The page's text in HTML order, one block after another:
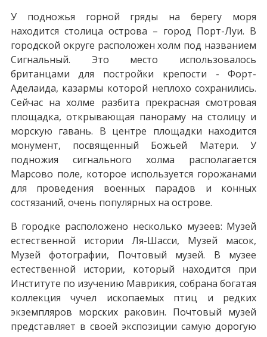
У подножья горной гряды на берегу моря
находится столица острова – город Порт-Луи. В
городской округе расположен холм под названием
Сигнальный. Это место использовалось
британцами для постройки крепости - Форт-
Аделаида, казармы которой неплохо сохранились.
Сейчас на холме разбита прекрасная смотровая
площадка, открывающая панораму на столицу и
морскую гавань. В центре площадки находится
монумент, посвященный Божьей Матери. У
подножия сигнального холма располагается
Марсово поле, которое используется горожанами
для проведения военных парадов и конных
состязаний, очень популярных на острове.
В городке расположено несколько музеев: Музей
естественной истории Ля-Шасси, Музей масок,
Музей фотографии, Почтовый музей. В музее
естественной истории, который находится при
Институте по изучению Маврикия, собрана богатая
коллекция чучел ископаемых птиц и редких
экземпляров морских раковин. Почтовый музей
представляет в своей экспозиции самую дорогую